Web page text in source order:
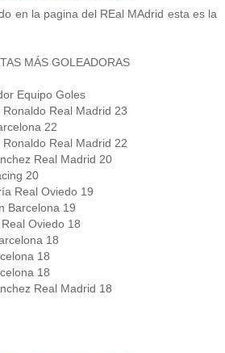
en la pagina del REal MAdrid esta es la
MÁS GOLEADORAS
Equipo Goles
Real Madrid 23
22
Real Madrid 22
Real Madrid 20
20
Real Oviedo 19
Barcelona 19
Oviedo 18
18
18
18
Real Madrid 18